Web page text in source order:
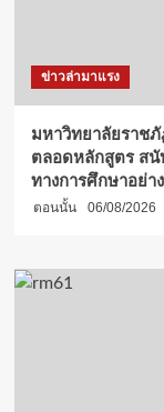
ข่าวล่ามาแรง
มหาวิทยาลัยราช
ตลอดหลักสูตร สนั
ทางการศึกษาอย่า
ตอนนั้น 06/08/2026